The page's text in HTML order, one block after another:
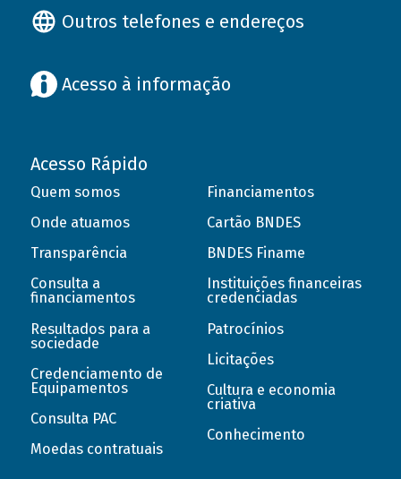
Outros telefones e endereços
Acesso à informação
Acesso Rápido
Quem somos
Onde atuamos
Transparência
Consulta a
financiamentos
Resultados para a
sociedade
Credenciamento de
Equipamentos
Consulta PAC
Moedas contratuais
Financiamentos
Cartão BNDES
BNDES Finame
Instituições financeiras
credenciadas
Patrocínios
Licitações
Cultura e economia
criativa
Conhecimento